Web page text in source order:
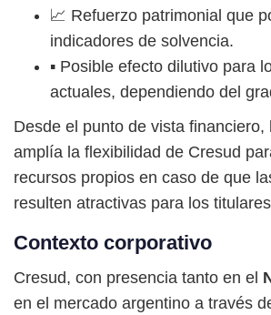
📈 Refuerzo patrimonial que
indicadores de solvencia.
▪️ Posible efecto dilutivo para
actuales, dependiendo del
Desde el punto de vista financiero,
amplía la flexibilidad de Cresud
recursos propios en caso de que
resulten atractivas para los
Contexto corporativo
Cresud, con presencia tanto en el
en el mercado argentino a través